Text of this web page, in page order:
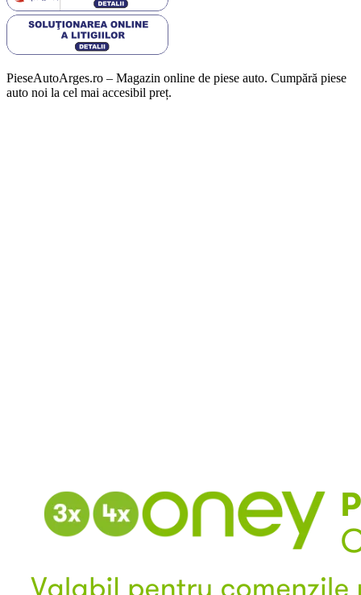
PieseAutoArges.ro – Magazin online de piese auto. Cumpără piese
auto noi la cel mai accesibil preț.